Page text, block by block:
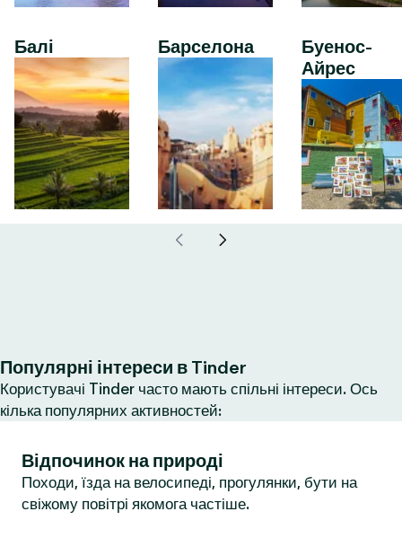
Балі Барселона
Буенос-
Айрес
Популярні інтереси в Tinder
Користувачі Tinder часто мають спільні інтереси. Ось
кілька популярних активностей:
Відпочинок на природі
Походи, їзда на велосипеді, прогулянки, бути на
свіжому повітрі якомога частіше.